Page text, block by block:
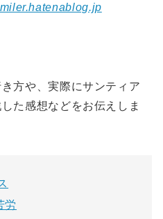
方や、実際にサンティア
た感想などをお伝えしま
労